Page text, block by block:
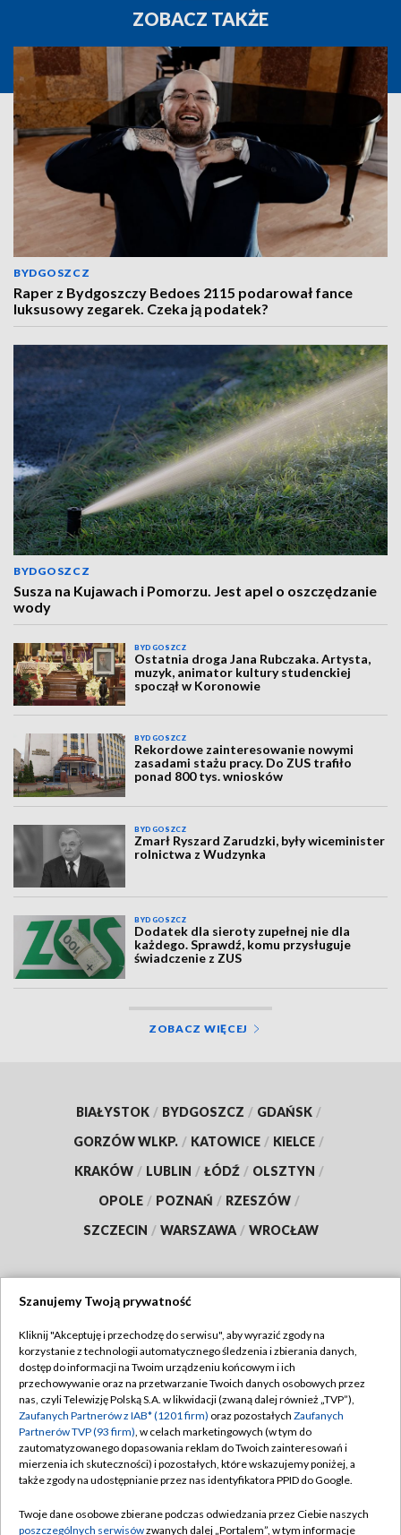
ZOBACZ TAKŻE
BYDGOSZCZ
Raper z Bydgoszczy Bedoes 2115 podarował fance
luksusowy zegarek. Czeka ją podatek?
BYDGOSZCZ
Susza na Kujawach i Pomorzu. Jest apel o oszczędzanie
wody
BYDGOSZCZ
Ostatnia droga Jana Rubczaka. Artysta,
muzyk, animator kultury studenckiej
spoczął w Koronowie
BYDGOSZCZ
Rekordowe zainteresowanie nowymi
zasadami stażu pracy. Do ZUS trafiło
ponad 800 tys. wniosków
BYDGOSZCZ
Zmarł Ryszard Zarudzki, były wiceminister
rolnictwa z Wudzynka
BYDGOSZCZ
Dodatek dla sieroty zupełnej nie dla
każdego. Sprawdź, komu przysługuje
świadczenie z ZUS
ZOBACZ WIĘCEJ
BIAŁYSTOK / BYDGOSZCZ / GDAŃSK /
GORZÓW WLKP. / KATOWICE / KIELCE /
KRAKÓW / LUBLIN / ŁÓDŹ / OLSZTYN /
OPOLE / POZNAŃ / RZESZÓW /
SZCZECIN / WARSZAWA / WROCŁAW
TVP
Abonament TVP
Emisja w TVP
Centrum informacji TVP
Naziemna Telewizja Cyfrowa
Rada Programowa
Regulamin TVP
Polityka prywatności
Moje zgody
Pomoc
Szanujemy Twoją prywatność
Kliknij "Akceptuję i przechodzę do serwisu", aby wyrazić zgody na
korzystanie z technologii automatycznego śledzenia i zbierania danych,
dostęp do informacji na Twoim urządzeniu końcowym i ich
przechowywanie oraz na przetwarzanie Twoich danych osobowych przez
nas, czyli Telewizję Polską S.A. w likwidacji (zwaną dalej również „TVP”),
Zaufanych Partnerów z IAB* (1201 firm) oraz pozostałych Zaufanych
Partnerów TVP (93 firm), w celach marketingowych (w tym do
zautomatyzowanego dopasowania reklam do Twoich zainteresowań i
mierzenia ich skuteczności) i pozostałych, które wskazujemy poniżej, a
także zgody na udostępnianie przez nas identyfikatora PPID do Google.
Twoje dane osobowe zbierane podczas odwiedzania przez Ciebie naszych
poszczególnych serwisówzwanych dalej „Portalem”, w tym informacje